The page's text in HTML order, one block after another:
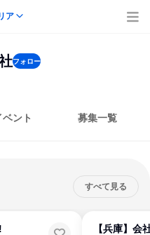
ア
フォロー
ント 募集一覧
すべて見る
【兵庫】会